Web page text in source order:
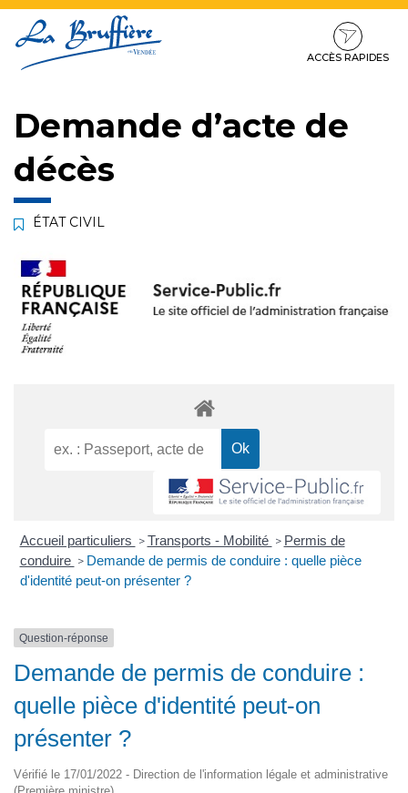
au
contenu
au
ACCÈS RAPIDES
Demande d’acte de
décès
ÉTAT CIVIL
Accueil particuliers > Transports - Mobilité > Permis de
conduire > Demande de permis de conduire : quelle pièce
d'identité peut-on présenter ?
Question-réponse
Demande de permis de conduire :
quelle pièce d'identité peut-on
présenter ?
Vérifié le 17/01/2022 - Direction de l'information légale et administrative